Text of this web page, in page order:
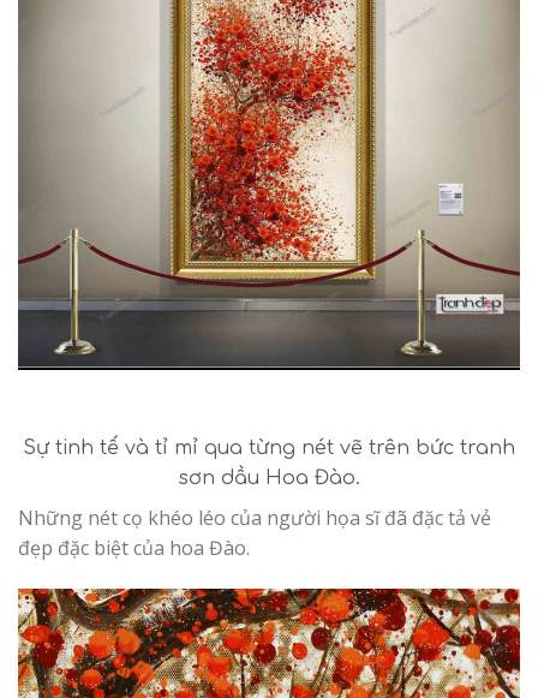
Sự tinh tế và tỉ mỉ qua từng nét vẽ trên bức tranh
sơn dầu Hoa Đào.
Những nét cọ khéo léo của người họa sĩ đã đặc tả vẻ
đẹp đặc biệt của hoa Đào.